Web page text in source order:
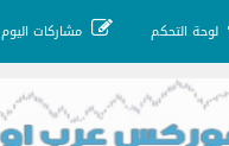
لوحة التحكم مشاركات اليوم